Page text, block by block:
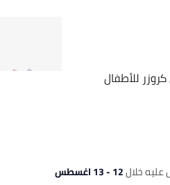
للأطفال
خلال12 - 13 اغسطس